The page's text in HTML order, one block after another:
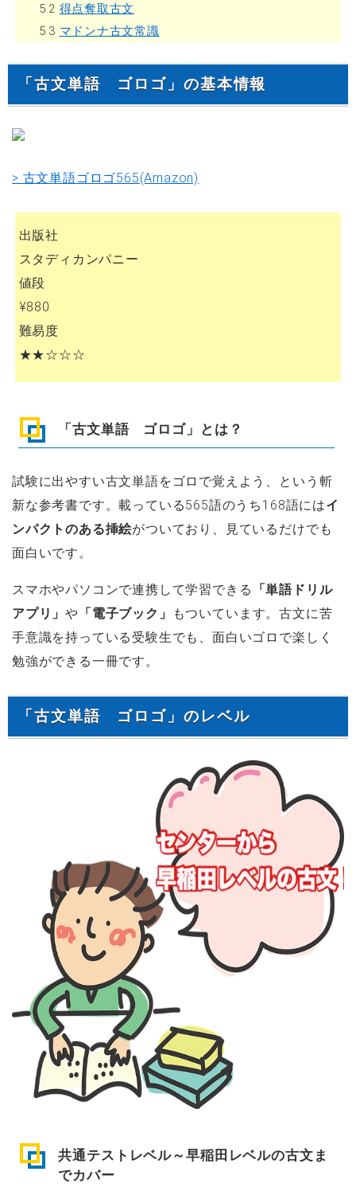
5.2 得点奪取古文
5.3 マドンナ古文常識
「古文単語 ゴロゴ」の基本情報
> 古文単語ゴロゴ565(Amazon)
出版社
スタディカンパニー
値段
¥880
難易度
★★☆☆☆
「古文単語 ゴロゴ」とは？
試験に出やすい古文単語をゴロで覚えよう、という斬
新な参考書です。載っている565語のうち168語にはイ
ンパクトのある挿絵がついており、見ているだけでも
面白いです。
スマホやパソコンで連携して学習できる
「単語ドリル
アプリ」や 「電子ブック」
もついています。古文に苦
手意識を持っている受験生でも、面白いゴロで楽しく
勉強ができる一冊です。
「古文単語 ゴロゴ」のレベル
共通テストレベル～早稲田レベルの古文ま
でカバー